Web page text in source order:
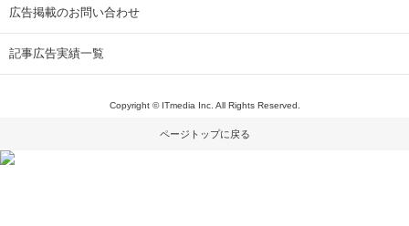
広告掲載のお問い合わせ
記事広告実績一覧
Copyright © ITmedia Inc. All Rights Reserved.
ページトップに戻る